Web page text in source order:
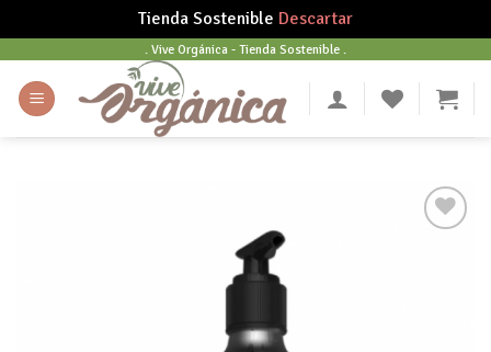
Tienda Sostenible Descartar
content
. Vive Orgánica - Tienda Sostenible .